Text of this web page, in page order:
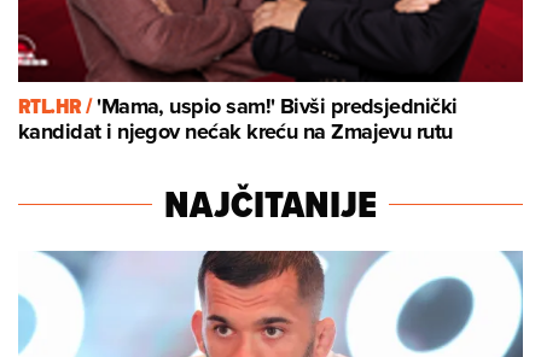
RTL.HR /'Mama, uspio sam!' Bivši predsjednički
kandidat i njegov nećak kreću na Zmajevu rutu
NAJČITANIJE